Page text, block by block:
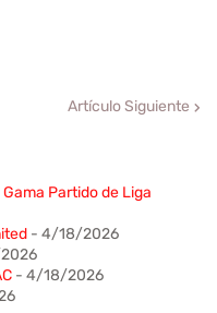
Artículo Siguiente
Partido de Liga
- 4/18/2026
- 4/18/2026